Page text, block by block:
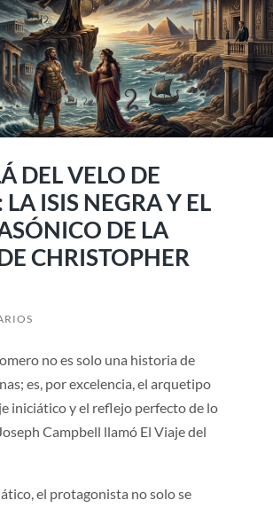
DEL VELO DE
ISIS NEGRA Y EL
DE LA
CHRISTOPHER
no es solo una historia de
es, por excelencia, el arquetipo
iniciático y el reflejo perfecto de lo
Campbell llamó El Viaje del
el protagonista no solo se